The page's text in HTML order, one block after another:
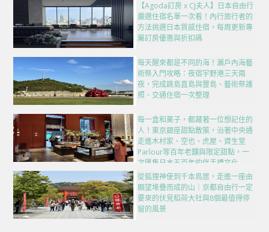
【Agoda訂房 x CJ夫人】日本自由行
嚴選住宿名單一次看！內行旅行者的
方法挑選日本質感住宿，每周更新專
屬訂房優惠與折扣碼
每天醒來都是不同的海！瀨戶內海藝
術祭入門攻略：夜宿宇野港三天兩
夜，完成跳島直島與豐島、藝術祭護
照、交通住宿一次整理
每一盒和菓子，都藏著一位想記住的
人！東京銀座甜點散策，沿著中央通
走進木村家、空也、虎屋、資生堂
Parlour等百年老舖與限定甜點，一
次匯集日本五百年的伴手禮文化
從狐狸神使到千本鳥居，走進一座由
願望堆疊而成的山｜京都自由行一定
要來的伏見稻荷大社與8個最值得停
留的風景